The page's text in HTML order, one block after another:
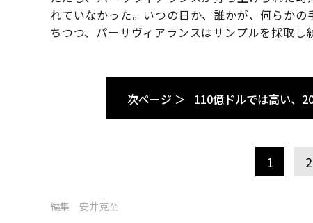
れていなかった。いつの日か、誰かが、何らか
ちつつ、パーサヴィアランスはサンプルを採取し
次ページ ＞ 110億ドルでは高い、
1 2
編集＝安井克至